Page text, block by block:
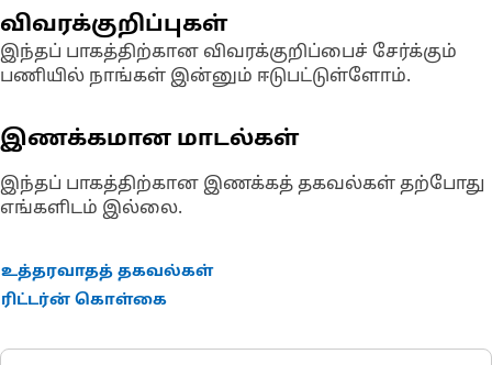
விவரக்குறிப்புகள்
இந்தப் பாகத்திற்கான விவரக்குறிப்பைச் சேர்க்கும்
பணியில் நாங்கள் இன்னும் ஈடுபட்டுள்ளோம்.
இணக்கமான மாடல்கள்
இந்தப் பாகத்திற்கான இணக்கத் தகவல்கள் தற்போது
எங்களிடம் இல்லை.
உத்தரவாதத் தகவல்கள்
ரிட்டர்ன் கொள்கை